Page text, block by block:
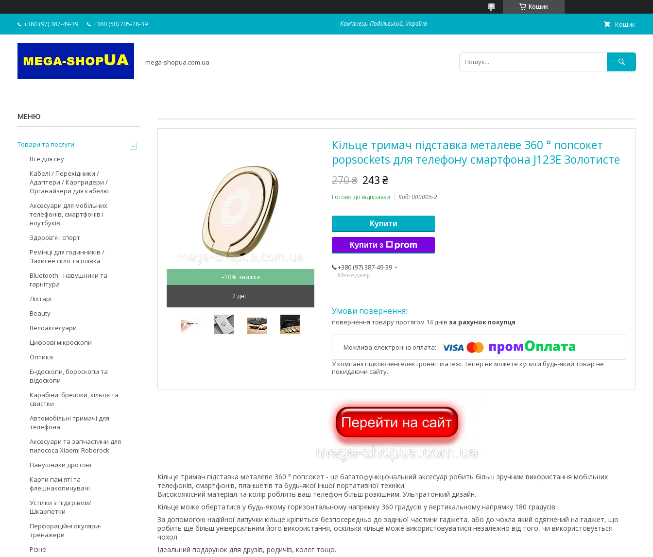
Кошик
+380 (97) 387-49-39 +380 (50) 705-28-39 Кам'янець-Подільський, Україна Кошик
mega-shopua.com.ua
–10%
2 дні
Кільце тримач підставка металеве 360 ° попсокет
popsockets для телефону смартфона J123E Золотисте
270 ₴ 243 ₴
Готово до відправки Код:000005-2
Купити
Купити з
+380 (97) 387-49-39
Менеджер
повернення товару протягом 14 днів за рахунок покупця
У компанії підключені електронні платежі. Тепер ви можете купити будь-який товар не
покидаючи сайту.
Кільце тримач підставка металеве 360 ° попсокет - це багатофункціональний аксесуар робить більш зручним використання мобільних
телефонів, смартфонів, планшетів та будь-якої іншої портативної техніки.
Високоякісний матеріал та колір роблять ваш телефон більш розкішним. Ультратонкий дизайн.
Кільце може обертатися у будь-якому горизонтальному напрямку 360 градусів у вертикальному напрямку 180 градусів.
За допомогою надійної липучки кільце кріпиться безпосередньо до задньої частини гаджета, або до чохла який одягнений на гаджет, що
робить ще більш універсальним його використання, оскільки кільце може використовуватися незалежно від того, чи використовується
чохол.
Ідеальний подарунок для друзів, родичів, колег тощо.
Товари та послуги
Все для сну
Кабелі / Перехідники /
Адаптери / Картридери /
Органайзери для кабелю
Аксесуари для мобільних
телефонів, смартфонів і
ноутбуків
Здоров'я і спорт
Ремінці для годинників /
Захисне скло та плівка
Bluetooth - навушники та
гарнітура
Ліхтарі
Beauty
Велоаксесуари
Цифрові мікроскопи
Оптика
Ендоскопи, бороскопи та
відоскопи
Карабіни, брелоки, кільця та
свистки
Автомобільні тримачі для
телефона
Аксесуари та запчастини для
пилососа Xiaomi Roborock
Навушники дротові
Карти пам'яті та
флешнакопичувачі
Устілки з підігрівом/
Шкарпетки
Перфораційні окуляри-
тренажери
Різне